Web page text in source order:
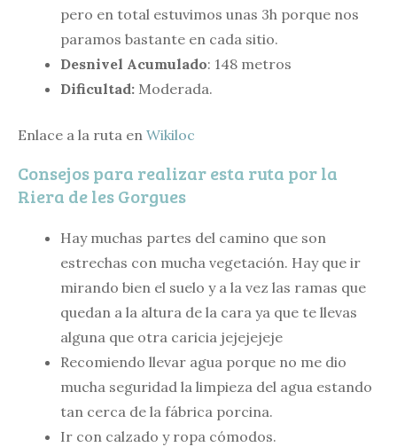
pero en total estuvimos unas 3h porque nos
paramos bastante en cada sitio.
Desnivel Acumulado: 148 metros
Dificultad: Moderada.
Enlace a la ruta en Wikiloc
Consejos para realizar esta ruta por la
Riera de les Gorgues
Hay muchas partes del camino que son
estrechas con mucha vegetación. Hay que ir
mirando bien el suelo y a la vez las ramas que
quedan a la altura de la cara ya que te llevas
alguna que otra caricia jejejejeje
Recomiendo llevar agua porque no me dio
mucha seguridad la limpieza del agua estando
tan cerca de la fábrica porcina.
Ir con calzado y ropa cómodos.